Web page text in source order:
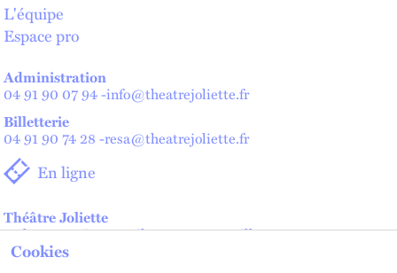
L'équipe
Espace pro
Administration
04 91 90 07 94-info@theatrejoliette.fr
Billetterie
04 91 90 74 28 -resa@theatrejoliette.fr
En ligne
Théâtre Joliette
2 place Henri Verneuil - 13002 Marseille
Théâtre de Lenche — Maison des artistes
Cookies